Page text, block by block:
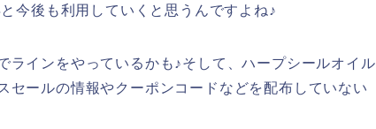
今後も利用していくと思うんですよね♪
ラインをやっているかも♪そして、ハープシールオイル
セールの情報やクーポンコードなどを配布していない